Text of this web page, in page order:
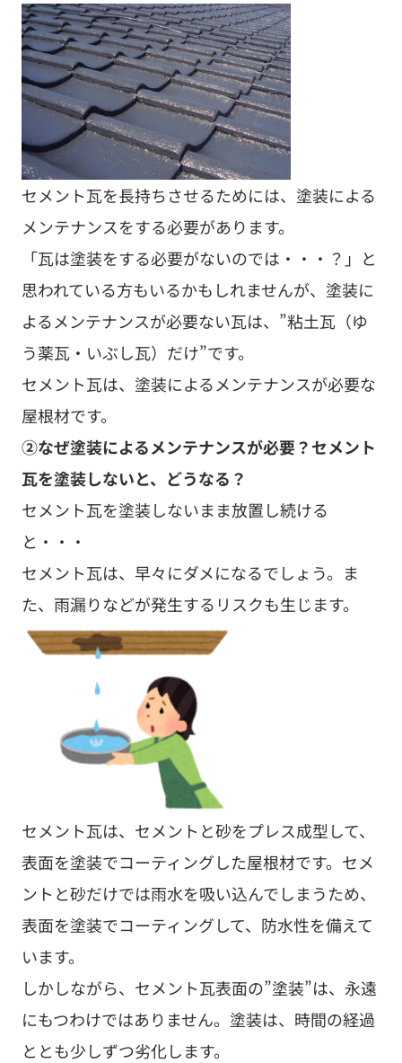
セメント瓦を長持ちさせるためには、塗装による
メンテナンスをする必要があります。
「瓦は塗装をする必要がないのでは・・・？」と
思われている方もいるかもしれませんが、塗装に
よるメンテナンスが必要ない瓦は、”粘土瓦（ゆ
う薬瓦・いぶし瓦）だけ”です。
セメント瓦は、塗装によるメンテナンスが必要な
屋根材です。
②なぜ塗装によるメンテナンスが必要？セメント
瓦を塗装しないと、どうなる？
セメント瓦を塗装しないまま放置し続ける
と・・・
セメント瓦は、早々にダメになるでしょう。ま
た、雨漏りなどが発生するリスクも生じます。
セメント瓦は、セメントと砂をプレス成型して、
表面を塗装でコーティングした屋根材です。セメ
ントと砂だけでは雨水を吸い込んでしまうため、
表面を塗装でコーティングして、防水性を備えて
います。
しかしながら、セメント瓦表面の”塗装”は、永遠
にもつわけではありません。塗装は、時間の経過
ととも少しずつ劣化します。